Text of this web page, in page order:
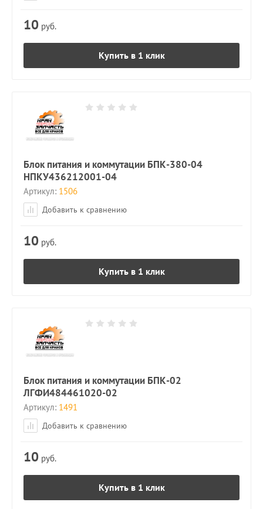
10 руб.
Купить в 1 клик
Блок питания и коммутации БПК-380-04
НПКУ436212001-04
Артикул: 1506
Добавить к сравнению
10 руб.
Купить в 1 клик
Блок питания и коммутации БПК-02
ЛГФИ484461020-02
Артикул: 1491
Добавить к сравнению
10 руб.
Купить в 1 клик